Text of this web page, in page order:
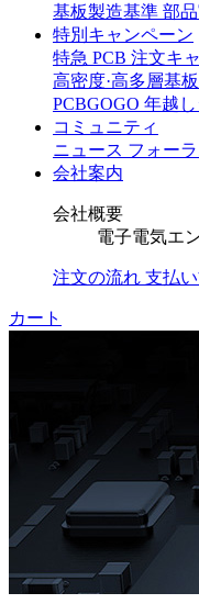
基板製造基準 部
特別キャンペーン
特急 PCB 注文キ
高密度·高多層基
PCBGOGO 年越
コミュニティ
ニュース フォー
会社案内
会社概要
電子電気エ
注文の流れ 支払
カート